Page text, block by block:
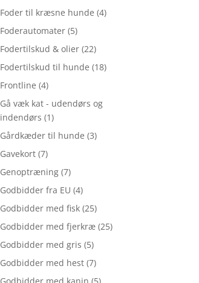
Foder til kræsne hunde (4)
Foderautomater (5)
Fodertilskud & olier (22)
Fodertilskud til hunde (18)
Frontline (4)
Gå væk kat - udendørs og
indendørs (1)
Gårdkæder til hunde (3)
Gavekort (7)
Genoptræning (7)
Godbidder fra EU (4)
Godbidder med fisk (25)
Godbidder med fjerkræ (25)
Godbidder med gris (5)
Godbidder med hest (7)